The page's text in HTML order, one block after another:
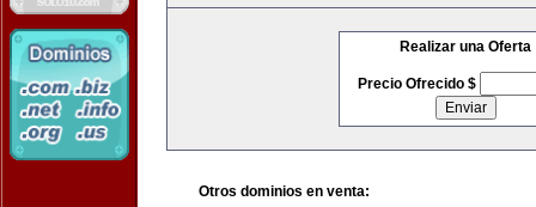
Realizar una Oferta
Precio Ofrecido $
Otros dominios en venta: